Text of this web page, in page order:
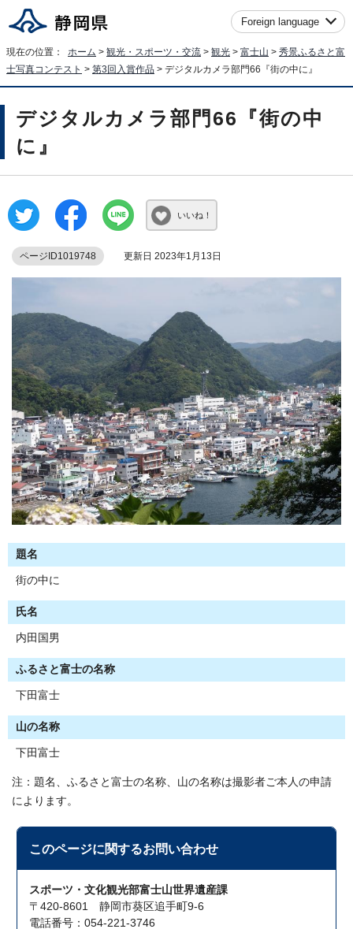
Foreign language
現在の位置： ホーム > 観光・スポーツ・交流 > 観光 > 富士山 > 秀景ふるさと富
士写真コンテスト > 第3回入賞作品 > デジタルカメラ部門66『街の中に』
デジタルカメラ部門66『街の中
に』
いいね！
ページID1019748 更新日 2023年1月13日
題名
街の中に
氏名
内田国男
ふるさと富士の名称
下田富士
山の名称
下田富士
注：題名、ふるさと富士の名称、山の名称は撮影者ご本人の申請
によります。
このページに関するお問い合わせ
スポーツ・文化観光部富士山世界遺産課
〒420-8601 静岡市葵区追手町9-6
電話番号：054-221-3746